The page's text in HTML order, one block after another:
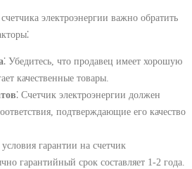
электроэнергии важно обратить
⁚ Убедитесь, что продавец имеет хорошую
качественные товары.
⁚ Счетчик электроэнергии должен
подтверждающие его качество
гарантии на счетчик
гарантийный срок составляет 1-2 года.